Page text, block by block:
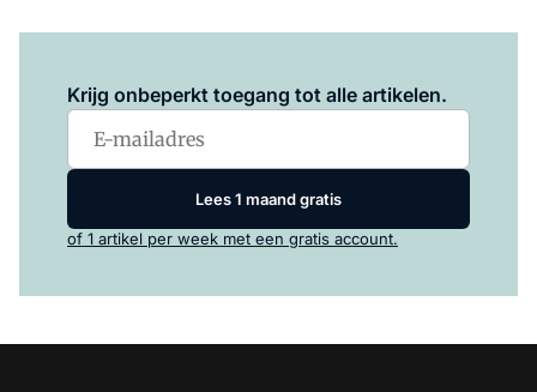
Krijg onbeperkt toegang tot alle artikelen.
Lees 1 maand gratis
of 1 artikel per week met een gratis account.